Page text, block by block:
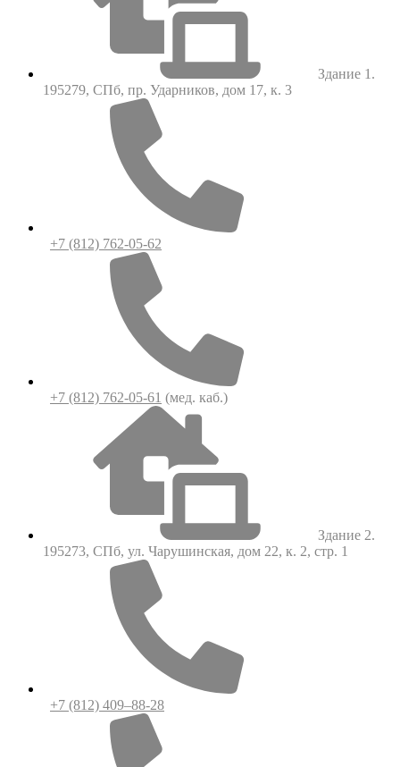
Здание 1.
195279, СПб, пр. Ударников, дом 17, к. 3
+7 (812) 762-05-62
+7 (812) 762-05-61 (мед. каб.)
Здание 2.
195273, СПб, ул. Чарушинская, дом 22, к. 2, стр. 1
+7 (812) 409–88-28